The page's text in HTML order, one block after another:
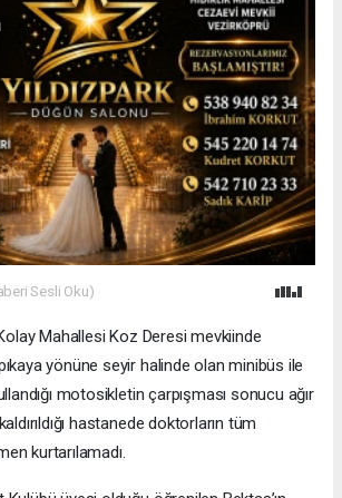
Sesli Oku)
Mahallesi Koz Deresi mevkiinde
yönüne seyir halinde olan minibüs ile
motosikletin çarpışması sonucu ağır
hastanede doktorların tüm
kurtarılamadı.